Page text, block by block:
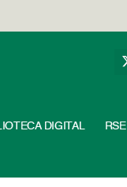
DIGITAL RSE